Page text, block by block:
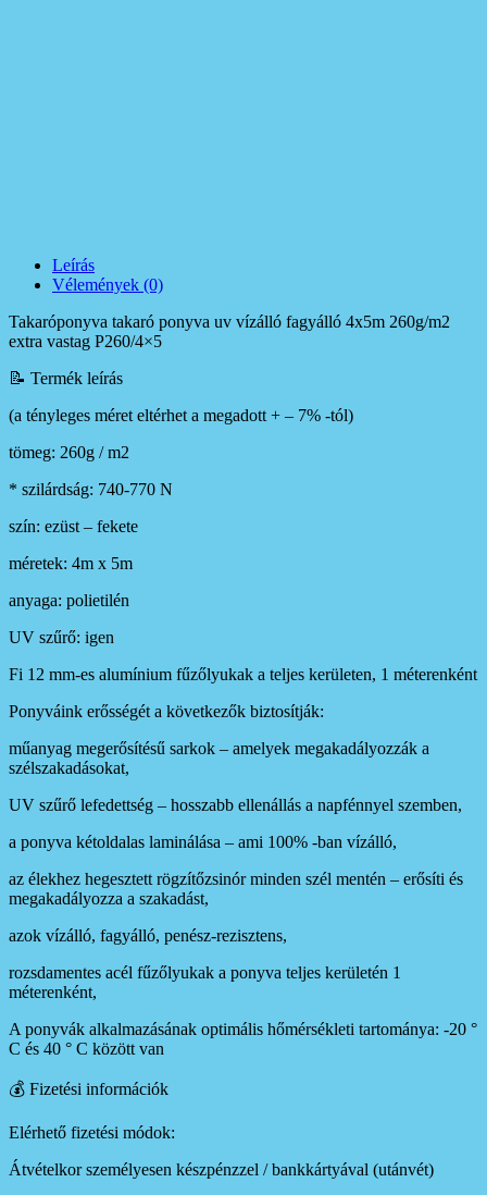
Leírás
Vélemények (0)
Takaróponyva takaró ponyva uv vízálló fagyálló 4x5m 260g/m2
extra vastag P260/4×5
📝 Termék leírás
(a tényleges méret eltérhet a megadott + – 7% -tól)
tömeg: 260g / m2
* szilárdság: 740-770 N
szín: ezüst – fekete
méretek: 4m x 5m
anyaga: polietilén
UV szűrő: igen
Fi 12 mm-es alumínium fűzőlyukak a teljes kerületen, 1 méterenként
Ponyváink erősségét a következők biztosítják:
műanyag megerősítésű sarkok – amelyek megakadályozzák a
szélszakadásokat,
UV szűrő lefedettség – hosszabb ellenállás a napfénnyel szemben,
a ponyva kétoldalas laminálása – ami 100% -ban vízálló,
az élekhez hegesztett rögzítőzsinór minden szél mentén – erősíti és
megakadályozza a szakadást,
azok vízálló, fagyálló, penész-rezisztens,
rozsdamentes acél fűzőlyukak a ponyva teljes kerületén 1
méterenként,
A ponyvák alkalmazásának optimális hőmérsékleti tartománya: -20 °
C és 40 ° C között van
💰 Fizetési információk
Elérhető fizetési módok:
Átvételkor személyesen készpénzzel / bankkártyával (utánvét)